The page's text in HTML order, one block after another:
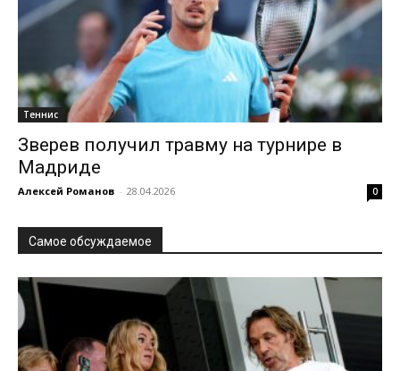
Теннис
Зверев получил травму на турнире в
Мадриде
Алексей Романов - 28.04.2026 0
Самое обсуждаемое